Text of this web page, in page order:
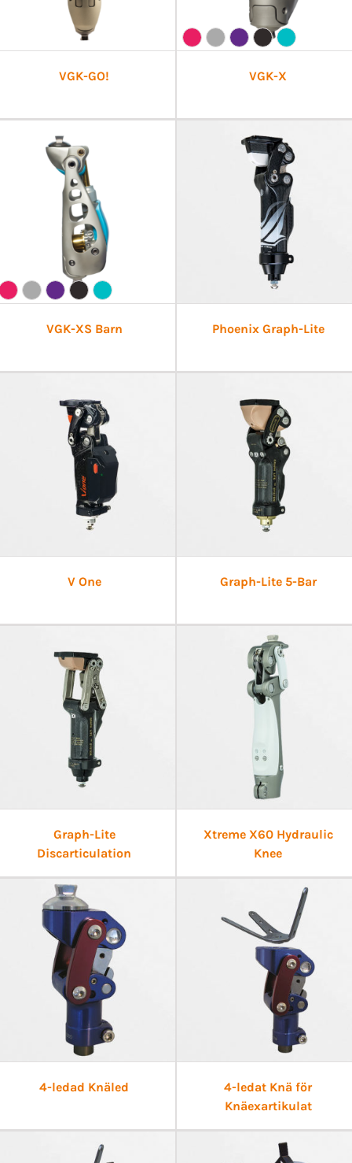
VGK-GO! VGK-X
VGK-XS Barn Phoenix Graph-Lite
V One Graph-Lite 5-Bar
Graph-Lite
Discarticulation
Xtreme X60 Hydraulic
Knee
4-ledad Knäled
4-ledat Knä för
Knäexartikulat